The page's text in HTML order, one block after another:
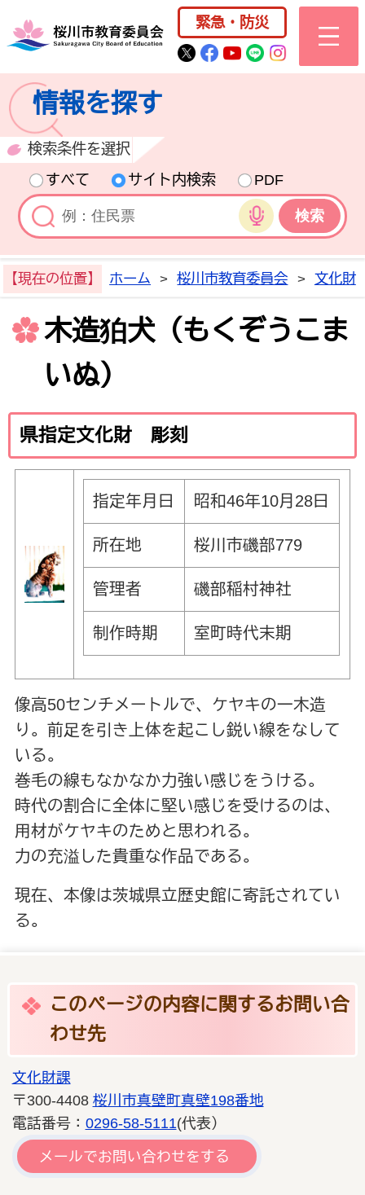
桜川市公式ホー
緊急・防災
桜川市公式Twitter
桜川市公式
桜川市公式
桜川市公式
情報を探す
検索条件を選択
すべて
サイト内検索
PDF
音声検索
【現在の位置】 ホーム > 桜川市教育委員会 > 文化財
木造狛犬（もくぞうこま
いぬ）
県指定文化財 彫刻
指定年月日 昭和46年10月28日
所在地 桜川市磯部779
管理者 磯部稲村神社
制作時期 室町時代末期
像高50センチメートルで、ケヤキの一木造
り。前足を引き上体を起こし鋭い線をなして
いる。
巻毛の線もなかなか力強い感じをうける。
時代の割合に全体に堅い感じを受けるのは、
用材がケヤキのためと思われる。
力の充溢した貴重な作品である。
現在、本像は茨城県立歴史館に寄託されてい
る。
このページの内容に関するお問い合
わせ先
文化財課
〒300-4408 桜川市真壁町真壁198番地
電話番号： 0296-58-5111(代表）
メールでお問い合わせをする